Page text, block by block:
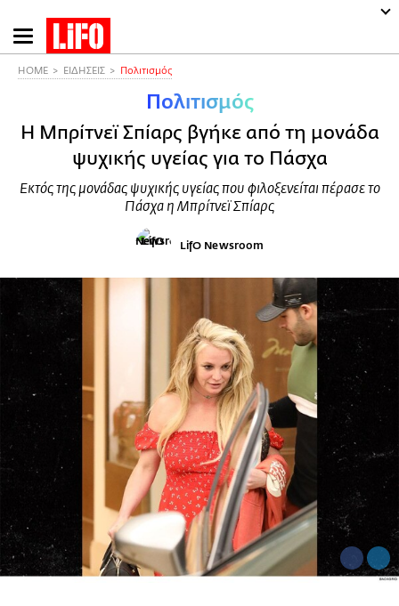
Παράκαμψη
προς
HOME ΕΙΔΗΣΕΙΣ Πολιτισμός
Πολιτισμός
Η Μπρίτνεϊ Σπίαρς βγήκε από τη μονάδα
ψυχικής υγείας για το Πάσχα
Εκτός της μονάδας ψυχικής υγείας που φιλοξενείται πέρασε το
Πάσχα η Μπρίτνεϊ Σπίαρς
LifO Newsroom